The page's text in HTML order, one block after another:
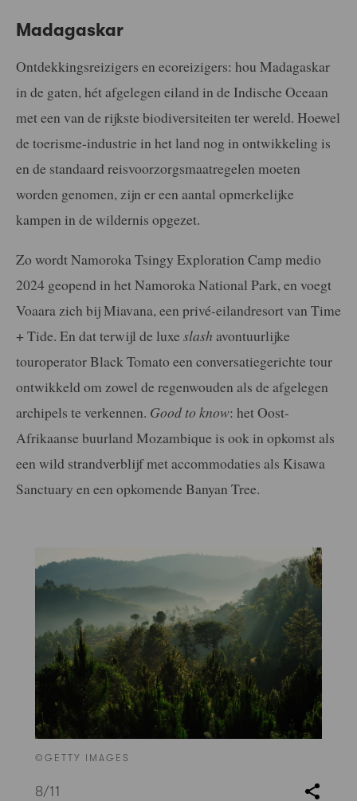
Madagaskar
Ontdekkingsreizigers en ecoreizigers: hou Madagaskar
in de gaten, hét afgelegen eiland in de Indische Oceaan
met een van de rijkste biodiversiteiten ter wereld. Hoewel
de toerisme-industrie in het land nog in ontwikkeling is
en de standaard reisvoorzorgsmaatregelen moeten
worden genomen, zijn er een aantal opmerkelijke
kampen in de wildernis opgezet.
Zo wordt Namoroka Tsingy Exploration Camp medio
2024 geopend in het Namoroka National Park, en voegt
Voaara zich bij Miavana, een privé-eilandresort van Time
+ Tide. En dat terwijl de luxe slash avontuurlijke
touroperator Black Tomato een conversatiegerichte tour
ontwikkeld om zowel de regenwouden als de afgelegen
archipels te verkennen. Good to know: het Oost-
Afrikaanse buurland Mozambique is ook in opkomst als
een wild strandverblijf met accommodaties als Kisawa
Sanctuary en een opkomende Banyan Tree.
©GETTY IMAGES
8/11